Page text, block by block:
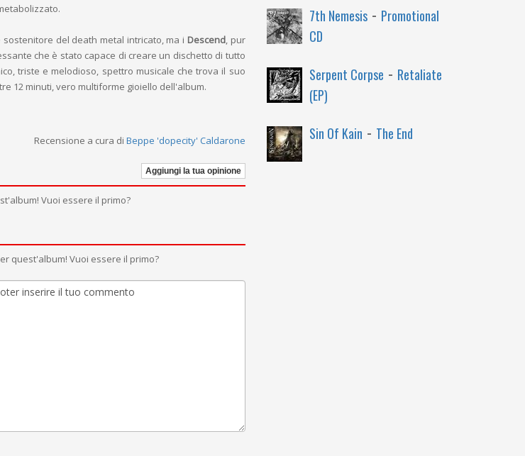
del death metal intricato, ma i Descend, pur
che è stato capace di creare un dischetto di tutto
triste e melodioso, spettro musicale che trova il suo
12 minuti, vero multiforme gioiello dell'album.
Recensione a cura di Beppe 'dopecity' Caldarone
Aggiungi la tua opinione
Vuoi essere il primo?
quest'album! Vuoi essere il primo?
7th Nemesis- Promotional
CD
Serpent Corpse - Retaliate
(EP)
Sin Of Kain - The End